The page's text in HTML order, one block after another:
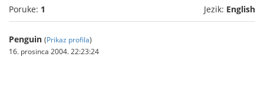
Poruke: 1 Jezik: English
Penguin (Prikaz profila)
16. prosinca 2004. 22:23:24